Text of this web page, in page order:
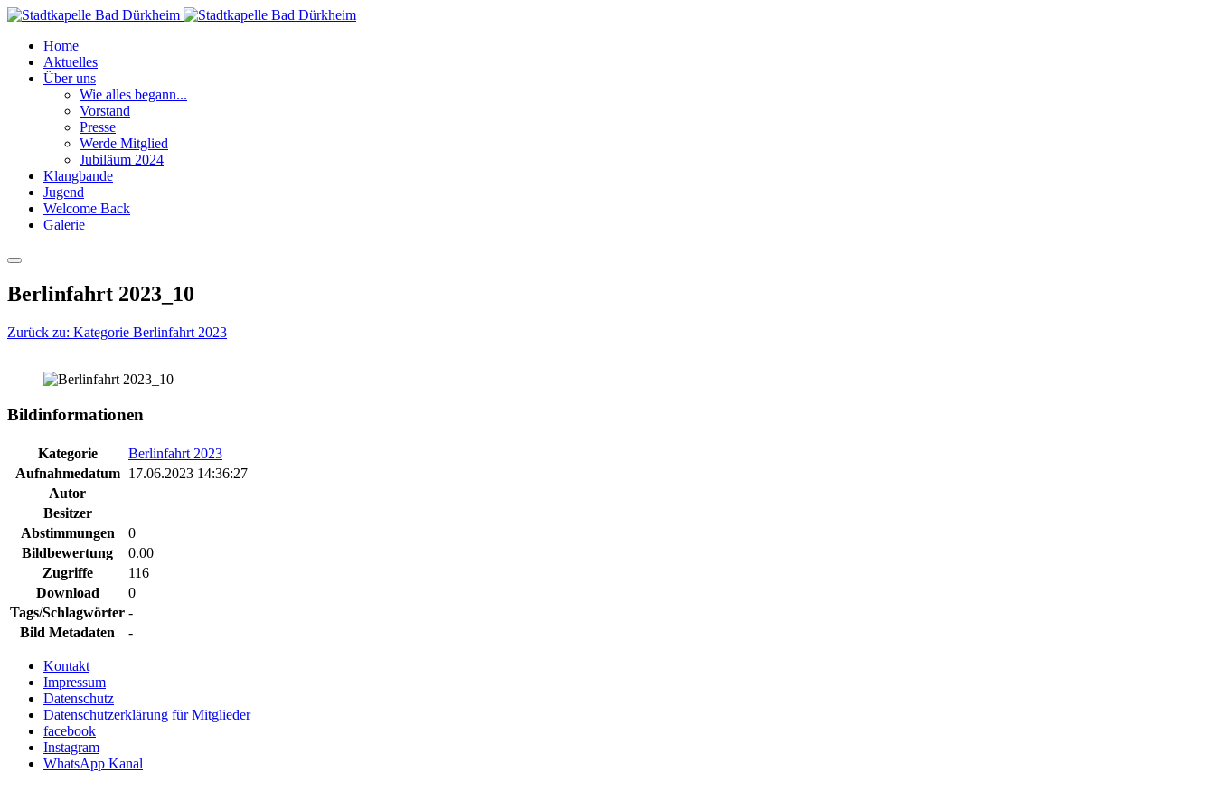
Home
Aktuelles
Über uns
Wie alles begann...
Vorstand
Presse
Werde Mitglied
Jubiläum 2024
Klangbande
Jugend
Welcome Back
Galerie
Berlinfahrt 2023_10
Zurück zu: Kategorie Berlinfahrt 2023
Bildinformationen
Kategorie
Berlinfahrt 2023
Aufnahmedatum
17.06.2023 14:36:27
Autor
Besitzer
Abstimmungen
0
Bildbewertung
0.00
Zugriffe
116
Download
0
Tags/Schlagwörter -
Bild Metadaten
-
Kontakt
Impressum
Datenschutz
Datenschutzerklärung für Mitglieder
facebook
Instagram
WhatsApp Kanal